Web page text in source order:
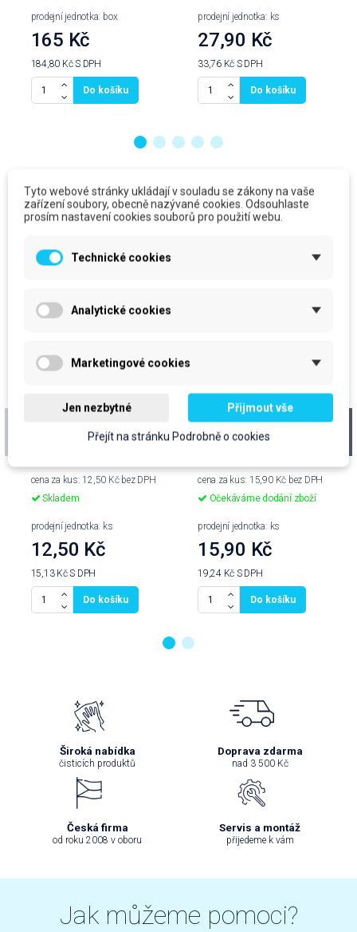
prodejní jednotka: box
165 Kč
184,80 KčS DPH
Do košíku
prodejní jednotka: ks
27,90 Kč
33,76 Kč S DPH
Do košíku
Produkty ve stejné kategorii
12 mi, transparentní,
cena za kus: 12,50 Kč bez DPH
Skladem
prodejní jednotka: ks
12,50 Kč
15,13 KčS DPH
Do košíku
MI sáček, 25x35 cm,
12 mi, transparentní,
cena za kus: 15,90 Kč bez DPH
Očekáváme dodání zboží
prodejní jednotka: ks
15,90 Kč
19,24 Kč S DPH
Do košíku
Široká nabídka
čisticích produktů
Doprava zdarma
nad 3 500 Kč
Česká firma
od roku 2008 v oboru
Servis a montáž
přijedeme k vám
Jak můžeme pomoci?
Tyto webové stránky ukládají v souladu se zákony na vaše
zařízení soubory, obecně nazývané cookies. Odsouhlaste
prosím nastavení cookies souborů pro použití webu.
Technické cookies
Analytické cookies
Marketingové cookies
Jen nezbytné Přijmout vše
Přejít na stránku Podrobně o cookies